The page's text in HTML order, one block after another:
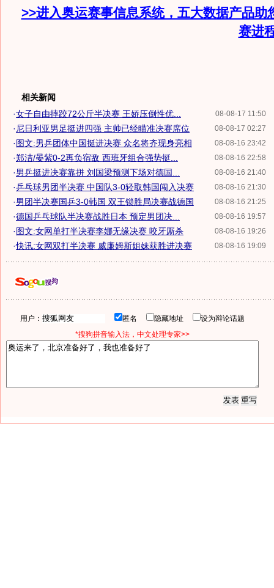
>>进入奥运赛事信息系统，五大数据产品助
赛进
相关新闻
08-08-17 11:50
·女子自由摔跤72公斤半决赛 王娇压倒性优...
08-08-17 02:27
· 尼日利亚男足挺进四强 主帅已经瞄准决赛席位
08-08-16 23:42
·图文:男乒团体中国挺进决赛 众名将齐现身亮相
08-08-16 22:58
·郑洁/晏紫0-2再负宿敌 西班牙组合强势挺...
08-08-16 21:40
·男乒挺进决赛靠拼 刘国梁预测下场对德国...
08-08-16 21:30
·乒乓球男团半决赛 中国队3-0轻取韩国闯入决赛
08-08-16 21:25
·男团半决赛国乒3-0韩国 双王锁胜局决赛战德国
08-08-16 19:57
·德国乒乓球队半决赛战胜日本 预定男团决...
08-08-16 19:26
·图文:女网单打半决赛李娜无缘决赛 咬牙厮杀
08-08-16 19:09
·快讯:女网双打半决赛 威廉姆斯姐妹获胜进决赛
用户： 匿名 隐藏地址
设为辩论话题
*搜狗拼音输入法，中文处理专家>>